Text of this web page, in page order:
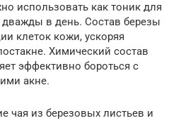
использовать как тоник для
в день. Состав березы
клеток кожи, ускоряя
Химический состав
эффективно бороться с
акне.
чая из березовых листьев и